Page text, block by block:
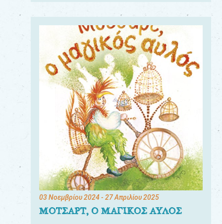
03 Νοεμβρίου 2024- 27 Απριλίου 2025
ΜΟΤΣΑΡΤ, Ο ΜΑΓΙΚΟΣ ΑΥΛΟΣ